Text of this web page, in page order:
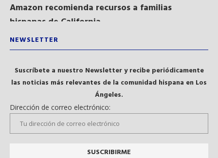
Amazon recomienda recursos a familias
hispanas de California...
NEWSLETTER
Suscríbete a nuestro Newsletter y recibe periódicamente
las noticias más relevantes de la comunidad hispana en Los
Ángeles.
Dirección de correo electrónico: